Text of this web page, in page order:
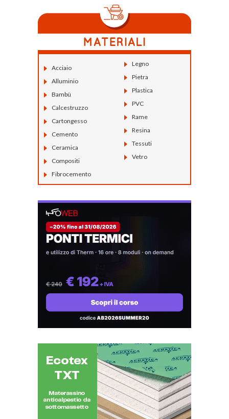
Acciaio
Alluminio
Bambù
Calcestruzzo
Cartongesso
Cemento
Ceramica
Compositi
Fibrocemento
Legno
Pietra
Plastica
PVC
Rame
Resina
Tessuti
Vetro